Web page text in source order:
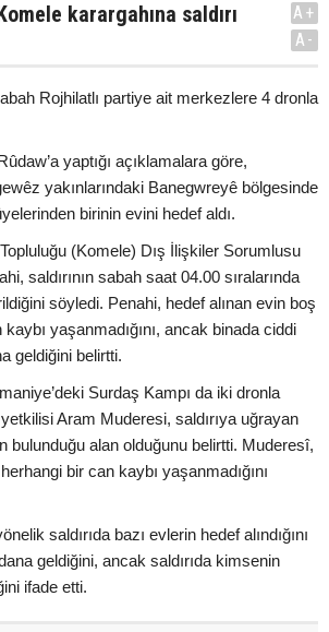
karargahına saldırı
A+
A-
Rojhilatlı partiye ait merkezlere 4 dronla
yaptığı açıklamalara göre,
yakınlarındaki Banegwreyê bölgesinde
birinin evini hedef aldı.
(Komele) Dış İlişkiler Sorumlusu
saldırının sabah saat 04.00 sıralarında
söyledi. Penahi, hedef alınan evin boş
yaşanmadığını, ancak binada ciddi
geldiğini belirtti.
Surdaş Kampı da iki dronla
Aram Muderesi, saldırıya uğrayan
bulunduğu alan olduğunu belirtti. Muderesî,
bir can kaybı yaşanmadığını
saldırıda bazı evlerin hedef alındığını
geldiğini, ancak saldırıda kimsenin
ifade etti.